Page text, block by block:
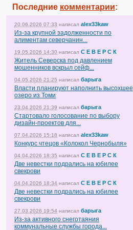
Последние комментарии:
20.06.2026 07:33 написал alex33kaw
Из-за крупной задолженности по
алиментам северчанин...
19.05.2026 14:30 написал С Е В Е Р С К
Житель Северска под давлением
мошенников вскрыл сейф...
04.05.2026 21:25 написал барыга
Власти планируют наполнить высохшее
озеро из Томи
23.04.2026 21:39 написал барыга
Стартовало голосование по выбору
дизайн-проектов для...
07.04.2026 15:18 написал alex33kaw
Конкурс чтецов «Колокол Чернобыля»
04.04.2026 18:35 написал С Е В Е Р С К
Две невестки подрались на юбилее
свекрови
04.04.2026 18:34 написал С Е В Е Р С К
Две невестки подрались на юбилее
свекрови
27.03.2026 19:54 написал барыга
Из-за активного снеготаяния
коммунальные службы города...